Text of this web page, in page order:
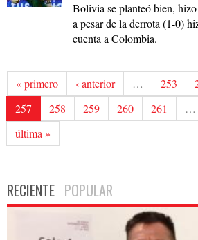
Bolivia se planteó bien,
a pesar de la derrota (1-0)
cuenta a Colombia.
« primero ‹ anterior … 253
257
258 259 260 261 …
última »
RECIENTE POPULAR